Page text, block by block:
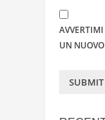
UN